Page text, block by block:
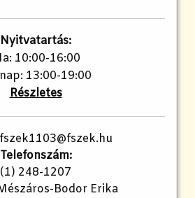
Nyitvatartás:
10:00-16:00
13:00-19:00
Részletes
Telefonszám:
(1) 248-1207
Bodor Erika